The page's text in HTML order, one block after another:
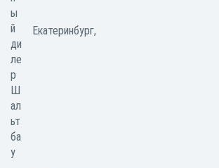
Екатеринбург,